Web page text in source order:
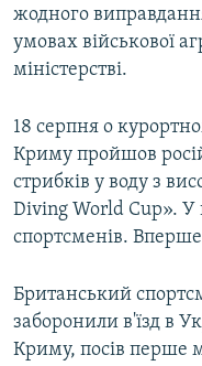
жодного
умовах військової
міністерстві.
18 серпня о
Криму пройшов
стрибків у воду з
Diving World Cup». У
спортсменів.
Британський
заборонили в'їзд в
Криму, посів перше